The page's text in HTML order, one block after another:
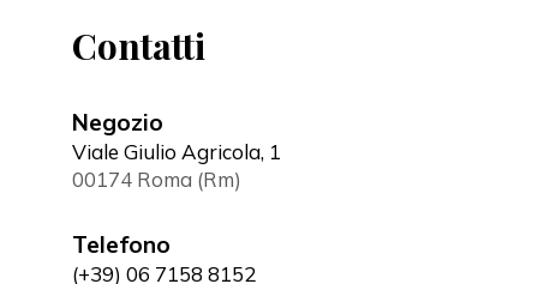
Contatti
Negozio
Viale Giulio Agricola, 1
00174 Roma (Rm)
Telefono
(+39) 06 7158 8152